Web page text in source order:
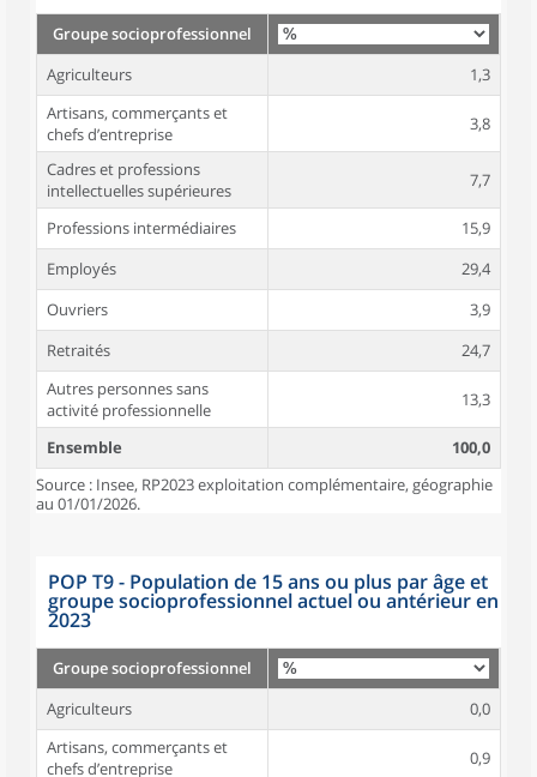
Groupe socioprofessionnel
Agriculteurs
1,3
Artisans, commerçants et
chefs d’entreprise
3,8
Cadres et professions
intellectuelles supérieures
7,7
Professions intermédiaires
15,9
Employés
29,4
Ouvriers
3,9
Retraités
24,7
Autres personnes sans
activité professionnelle
13,3
Ensemble
100,0
Source : Insee, RP2023 exploitation complémentaire, géographie
au 01/01/2026.
POP T9 - Population de 15 ans ou plus par âge et
groupe socioprofessionnel actuel ou antérieur en
2023
Groupe socioprofessionnel
Agriculteurs
0,0
Artisans, commerçants et
chefs d’entreprise
0,9